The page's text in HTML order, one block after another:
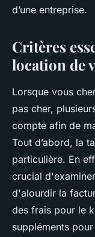
d’une entreprise.
Critères
location de
Lorsque vous
pas cher,
compte afin de
Tout d’abord, la
particulière. En
crucial
d'alourdir la
des frais pour le
suppléments